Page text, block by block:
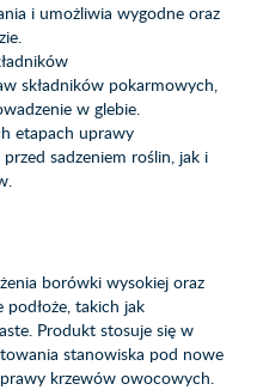
i umożliwia wygodne oraz
składników pokarmowych,
w glebie.
etapach uprawy
sadzeniem roślin, jak i
borówki wysokiej oraz
takich jak
Produkt stosuje się w
stanowiska pod nowe
krzewów owocowych.